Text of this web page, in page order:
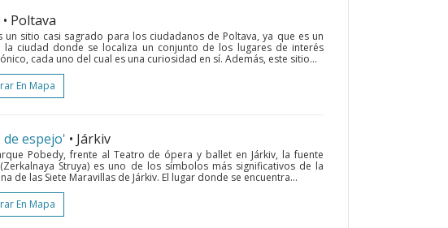
• Poltava
un sitio casi sagrado para los ciudadanos de Poltava, ya que es un
la ciudad donde se localiza un conjunto de los lugares de interés
cada uno del cual es una curiosidad en sí. Además, este sitio...
En Mapa
espejo' • Járkiv
Pobedy, frente al Teatro de ópera y ballet en Járkiv, la fuente
(Zerkalnaya Struya) es uno de los símbolos más significativos de la
de las Siete Maravillas de Járkiv. El lugar donde se encuentra...
En Mapa